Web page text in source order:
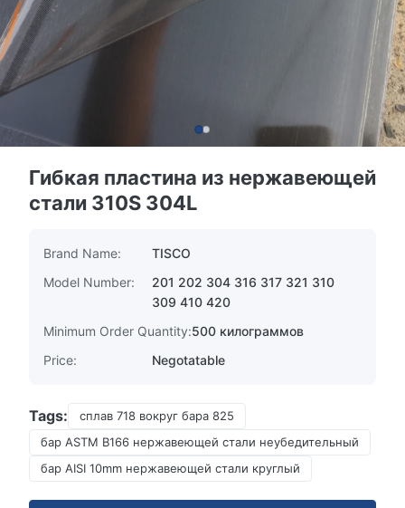
Гибкая пластина из нержавеющей
стали 310S 304L
Brand Name:
TISCO
Model Number:
201 202 304 316 317 321 310
309 410 420
Minimum Order Quantity:500 килограммов
Price:
Negotatable
Tags:
сплав 718 вокруг бара 825
бар ASTM B166 нержавеющей стали неубедительный
бар AISI 10mm нержавеющей стали круглый